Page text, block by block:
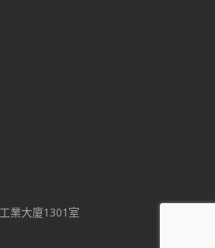
業大廈1301室